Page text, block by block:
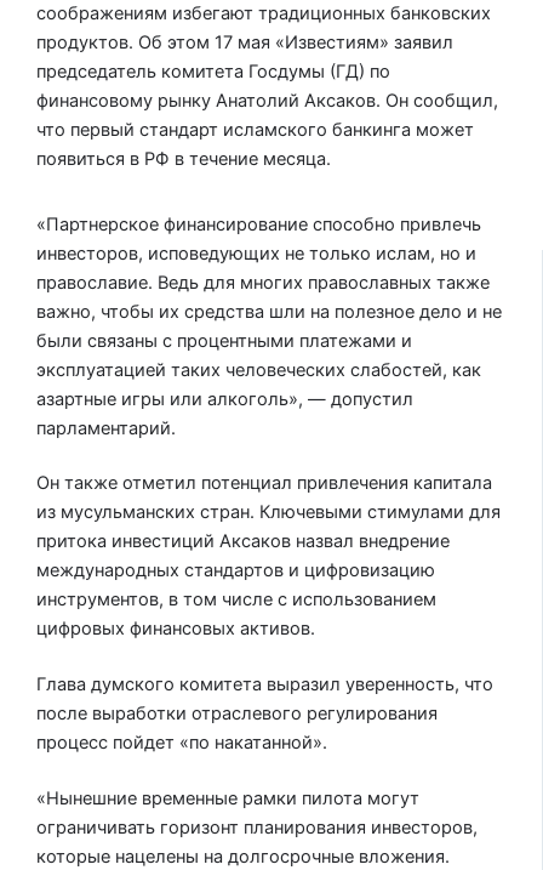
соображениям избегают традиционных банковских
продуктов. Об этом 17 мая «Известиям» заявил
председатель комитета Госдумы (ГД) по
финансовому рынку Анатолий Аксаков. Он сообщил,
что первый стандарт исламского банкинга может
появиться в РФ в течение месяца.
«Партнерское финансирование способно привлечь
инвесторов, исповедующих не только ислам, но и
православие. Ведь для многих православных также
важно, чтобы их средства шли на полезное дело и не
были связаны с процентными платежами и
эксплуатацией таких человеческих слабостей, как
азартные игры или алкоголь», — допустил
парламентарий.
Он также отметил потенциал привлечения капитала
из мусульманских стран. Ключевыми стимулами для
притока инвестиций Аксаков назвал внедрение
международных стандартов и цифровизацию
инструментов, в том числе с использованием
цифровых финансовых активов.
Глава думского комитета выразил уверенность, что
после выработки отраслевого регулирования
процесс пойдет «по накатанной».
«Нынешние временные рамки пилота могут
ограничивать горизонт планирования инвесторов,
которые нацелены на долгосрочные вложения.